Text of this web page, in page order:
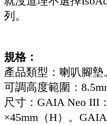
列。
規格：
產品類型：喇叭腳墊
可調高度範圍：
尺寸：GAIA Neo III
×45mm（H）。